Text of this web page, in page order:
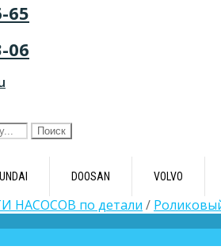
65
06
DOOSAN VOLVO
НАСОСОВ по детали /